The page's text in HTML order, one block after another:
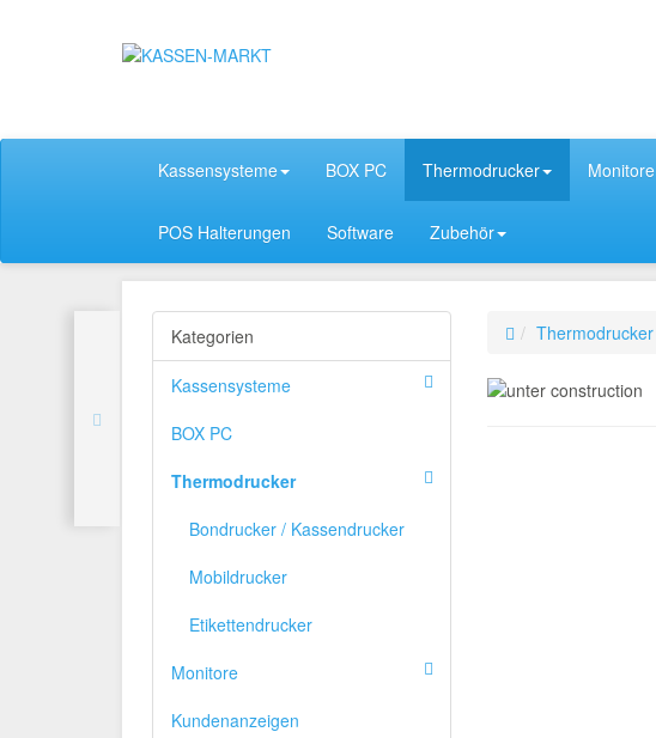
Kassensysteme BOX PC Thermodrucker Monitore
POS Halterungen Software Zubehör
Thermodrucker
Kategorien
Kassensysteme
BOX PC
Thermodrucker
Bondrucker / Kassendrucker
Mobildrucker
Etikettendrucker
Monitore
Kundenanzeigen